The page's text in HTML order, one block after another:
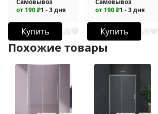
от 190 ₽1 - 3 дня
Купить
от 190 ₽1 - 3 дня
Купить
Похожие товары